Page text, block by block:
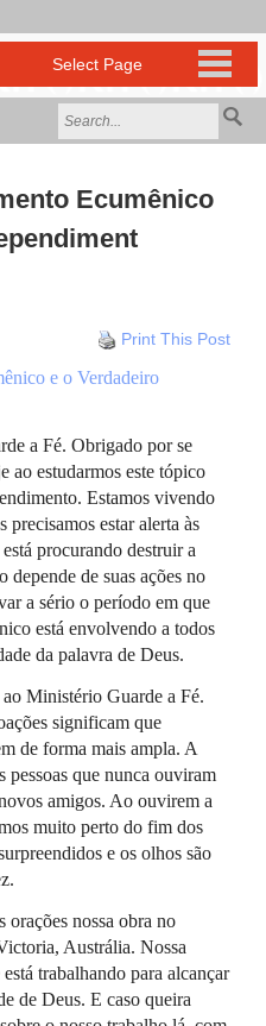
Ecumênico
Print This Post
e o Verdadeiro
a Fé. Obrigado por se
ao estudarmos este tópico
Estamos vivendo
precisamos estar alerta às
procurando destruir a
depende de suas ações no
a sério o período em que
está envolvendo a todos
da palavra de Deus.
Ministério Guarde a Fé.
significam que
de forma mais ampla. A
pessoas que nunca ouviram
amigos. Ao ouvirem a
muito perto do fim dos
e os olhos são
orações nossa obra no
Austrália. Nossa
trabalhando para alcançar
de Deus. E caso queira